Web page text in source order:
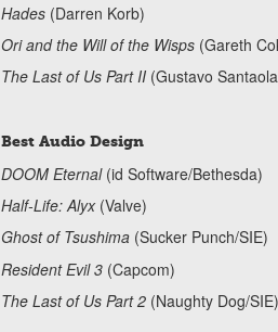
Hades(Darren Korb)
Ori and the Will of the Wisps(Gareth
The Last of Us Part II(Gustavo
Best Audio Design
DOOM Eternal(id Software/Bethesda)
Half-Life: Alyx(Valve)
Ghost of Tsushima(Sucker Punch/SIE)
Resident Evil 3(Capcom)
The Last of Us Part 2(Naughty Dog/SIE)